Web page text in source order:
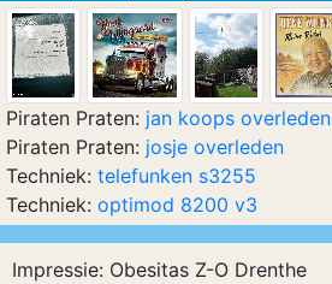
Impressie: Obesitas Z-O Drenthe
Piraten Praten: jan koops overleden
Piraten Praten: josje overleden
Techniek: telefunken s3255
Techniek: optimod 8200 v3